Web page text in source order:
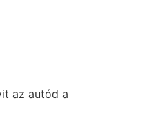
az autód a